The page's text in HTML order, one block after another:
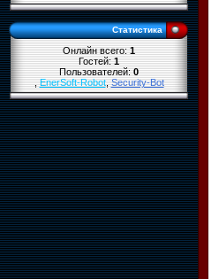
Статистика
Онлайн всего:1
Гостей:1
Пользователей:0
,EnerSoft-Robot,Security-Bot